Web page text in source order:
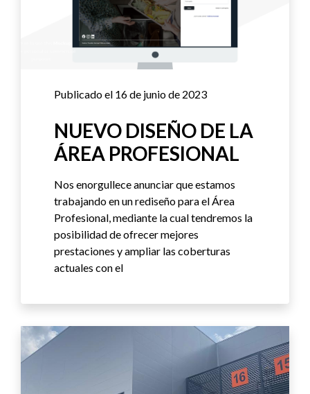
Publicado el 16 de junio de 2023
NUEVO DISEÑO DE LA
ÁREA PROFESIONAL
Nos enorgullece anunciar que estamos
trabajando en un rediseño para el Área
Profesional, mediante la cual tendremos la
posibilidad de ofrecer mejores
prestaciones y ampliar las coberturas
actuales con el